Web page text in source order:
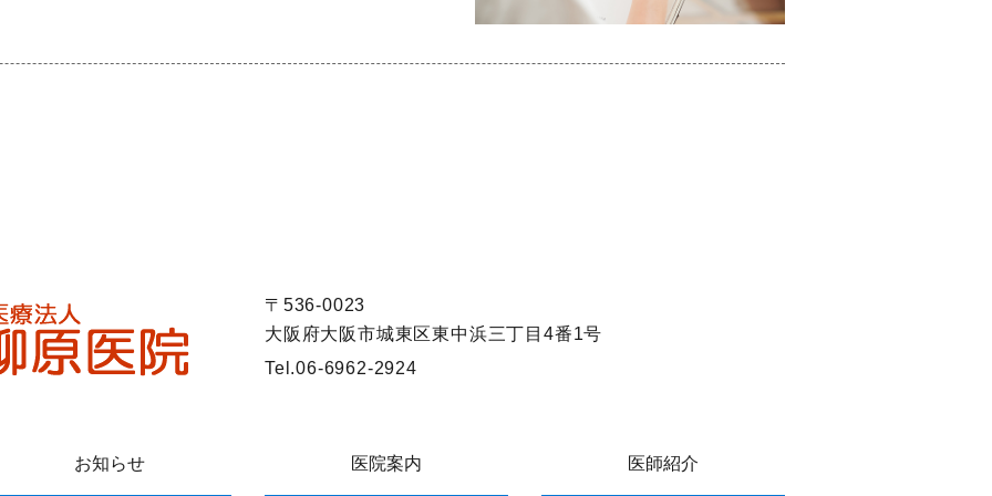
〒536-0023
大阪府大阪市城東区東中浜三丁目4番1号
Tel.06-6962-2924
お知らせ 医院案内 医師紹介